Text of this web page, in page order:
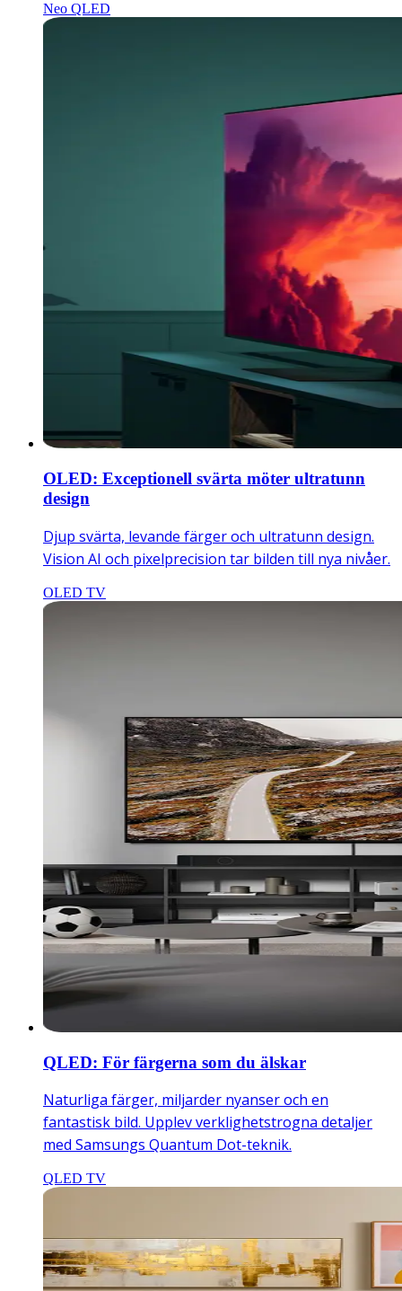
Neo QLED
OLED: Exceptionell svärta möter ultratunn
design
Djup svärta, levande färger och ultratunn design.
Vision AI och pixelprecision tar bilden till nya nivåer.
OLED TV
QLED: För färgerna som du älskar
Naturliga färger, miljarder nyanser och en
fantastisk bild. Upplev verklighetstrogna detaljer
med Samsungs Quantum Dot-teknik.
QLED TV